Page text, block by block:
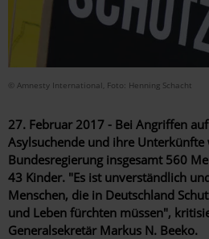
© Amnesty International, Foto: Henning Schacht
27. Februar 2017 - Bei Angriffen
Asylsuchende und ihre
Bundesregierung insgesamt 560
43 Kinder. "Es ist unverständlich
Menschen, die in Deutschland
und Leben fürchten müssen",
Generalsekretär Markus N. Beeko.